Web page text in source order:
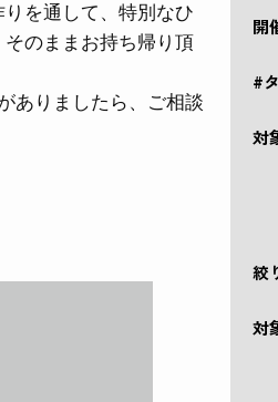
を通して、特別なひ
のままお持ち帰り頂
ありましたら、ご相談
開
#
対
絞
対